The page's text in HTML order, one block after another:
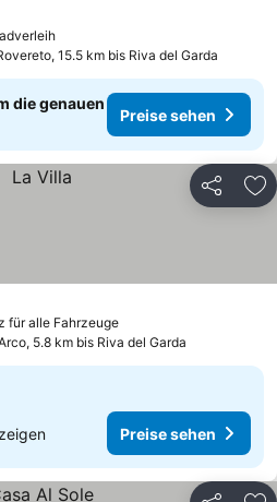
Preise sehen
sehen
15.5 km bis Riva del Garda
die genauen
Preise sehen
Teilen
für alle FahrzeugePreise sehen
5.8 km bis Riva del Garda
Preise sehen